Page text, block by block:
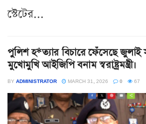
স্টেটের...
পুলিশ হ*ত্যার বিচারে ফেঁসেছে জুলাই
মুখোমুখি আইজিপি বনাম স্বরাষ্ট্রমন্ত্রী।
BY ADMINISTRATOR MARCH 31, 2026 0 67